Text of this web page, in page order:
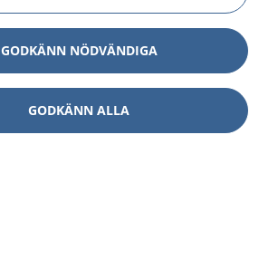
GODKÄNN NÖDVÄNDIGA
GODKÄNN ALLA